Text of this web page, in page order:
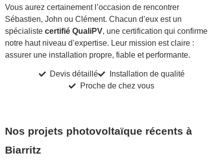
Vous aurez certainement l’occasion de rencontrer
Sébastien, John ou Clément. Chacun d’eux est un
spécialiste certifié QualiPV, une certification qui confirme
notre haut niveau d’expertise. Leur mission est claire :
assurer une installation propre, fiable et performante.
Devis détaillé
Installation de qualité
Proche de chez vous
Nos projets photovoltaïque récents à
Biarritz